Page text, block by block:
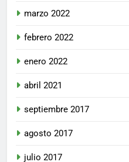
marzo 2022
febrero 2022
enero 2022
abril 2021
septiembre 2017
agosto 2017
julio 2017